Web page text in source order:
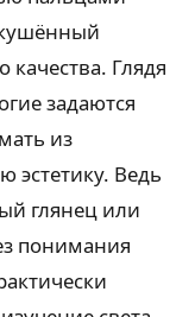
качества. Глядя
задаются
из
эстетику. Ведь
глянец или
понимания